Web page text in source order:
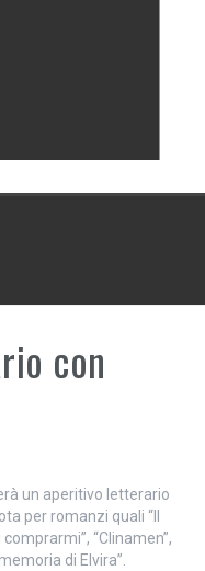
con
un aperitivo letterario
per romanzi quali “Il
“Clinamen”,
di Elvira”.